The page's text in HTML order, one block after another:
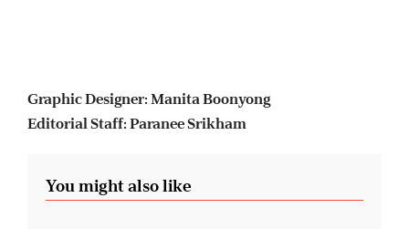
Graphic Designer: Manita Boonyong
Editorial Staff: Paranee Srikham
You might also like